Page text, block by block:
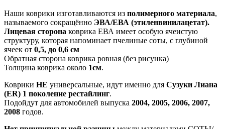
Наши коврики изготавливаются из полимерного материала,
называемого сокращённо ЭВА/ЕВА (этиленвинилацетат).
Лицевая сторона коврика ЕВА имеет особую ячеистую
структуру, которая напоминает пчелиные соты, с глубиной
ячеек от 0,5, до 0,6 см
Обратная сторона коврика ровная (без рисунка)
Толщина коврика около 1см.
Коврики НЕ универсальные, идут именно для Сузуки Лиана
(ER) 1 поколение рестайлинг.
Подойдут для автомобилей выпуска 2004, 2005, 2006, 2007,
2008 годов.